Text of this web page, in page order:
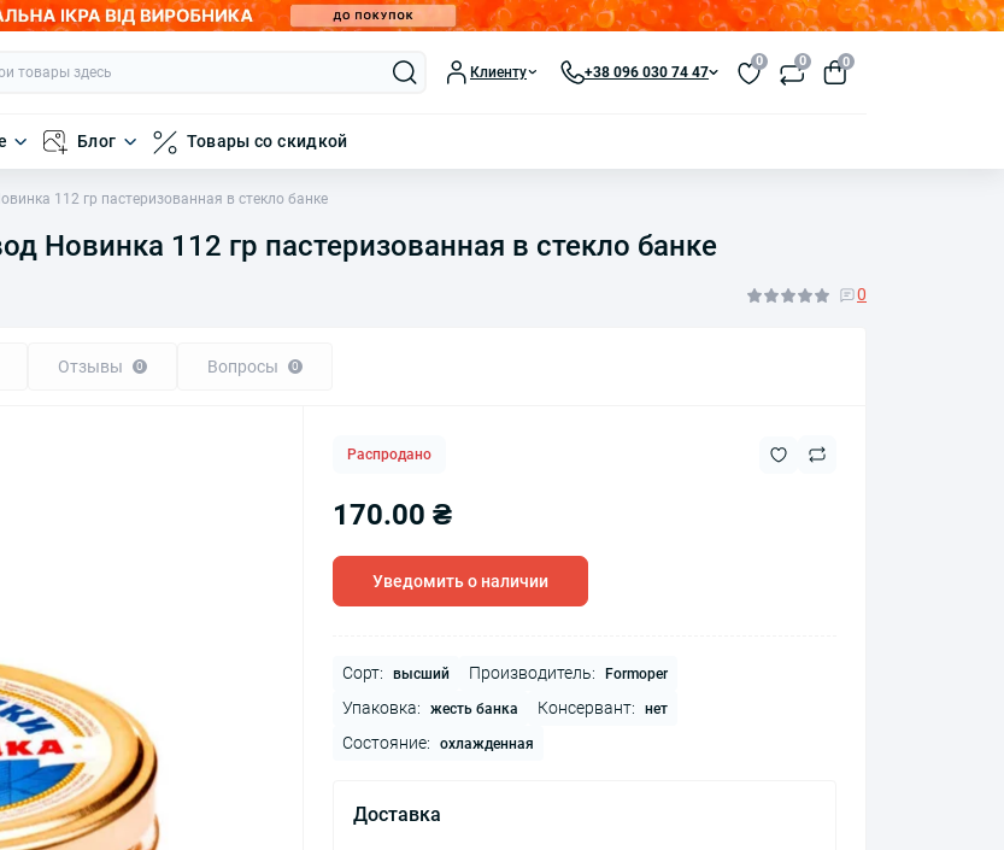
Клиенту +38 096 030 74 47
0 0 0
Блог Товары со скидкой
112 гр пастеризованная в стекло банке
Новинка 112 гр пастеризованная в стекло банке
0
Отзывы 0 Вопросы 0
Распродано
170.00 ₴
Уведомить о наличии
Сорт: высший Производитель: Formoper
Упаковка: жесть банка Консервант: нет
Состояние: охлажденная
Доставка